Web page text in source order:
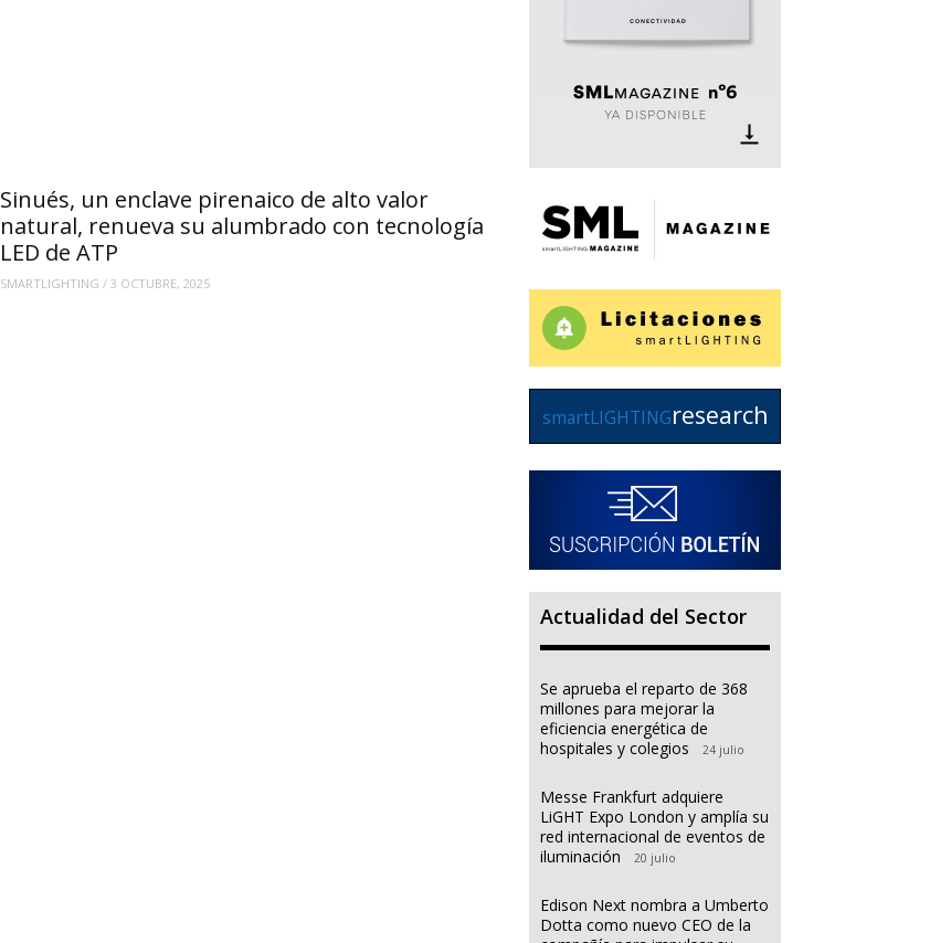
Sinués, un enclave pirenaico de alto valor
natural, renueva su alumbrado con tecnología
LED de ATP
SMARTLIGHTING / 3 OCTUBRE, 2025
smartLIGHTINGresearch
Actualidad del Sector
Se aprueba el reparto de 368
millones para mejorar la
eficiencia energética de
hospitales y colegios
24 julio
Messe Frankfurt adquiere
LiGHT Expo London y amplía su
red internacional de eventos de
iluminación
20 julio
Edison Next nombra a Umberto
Dotta como nuevo CEO de la